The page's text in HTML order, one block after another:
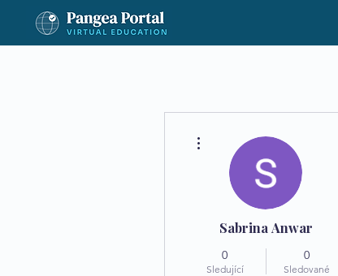
Sabrina Anwar
0
Sledující
0
Sledované